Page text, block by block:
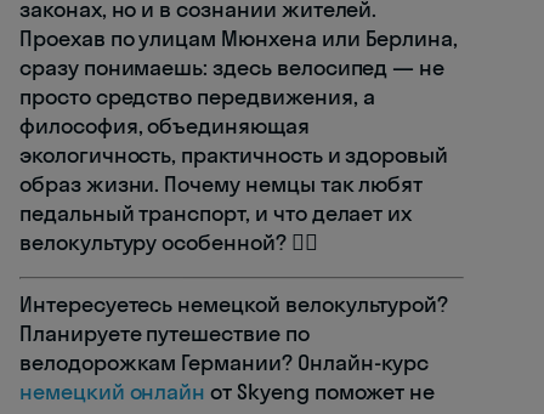
законах, но и в сознании жителей.
Проехав по улицам Мюнхена или Берлина,
сразу понимаешь: здесь велосипед — не
просто средство передвижения, а
философия, объединяющая
экологичность, практичность и здоровый
образ жизни. Почему немцы так любят
педальный транспорт, и что делает их
велокультуру особенной? 🚴‍♂️
Интересуетесь немецкой велокультурой?
Планируете путешествие по
велодорожкам Германии? Онлайн-курс
немецкий онлайн от Skyeng поможет не